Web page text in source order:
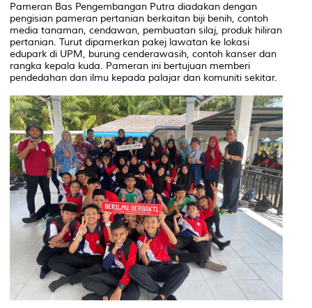
Pameran Bas Pengembangan Putra diadakan dengan
pengisian pameran pertanian berkaitan biji benih, contoh
media tanaman, cendawan, pembuatan silaj, produk hiliran
pertanian. Turut dipamerkan pakej lawatan ke lokasi
edupark di UPM, burung cenderawasih, contoh kanser dan
rangka kepala kuda. Pameran ini bertujuan memberi
pendedahan dan ilmu kepada palajar dan komuniti sekitar.